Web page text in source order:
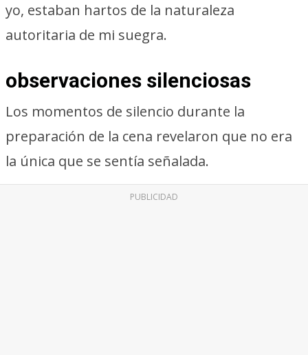
yo, estaban hartos de la naturaleza
autoritaria de mi suegra.
observaciones silenciosas
Los momentos de silencio durante la
preparación de la cena revelaron que no era
la única que se sentía señalada.
PUBLICIDAD